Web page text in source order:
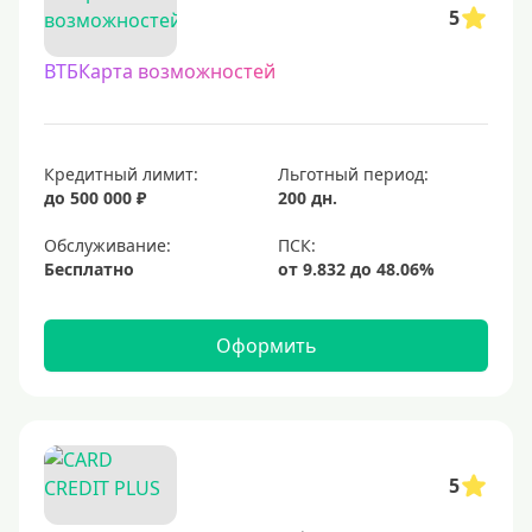
С овердрафтом
С процентом на остаток
Доступные
Сумма (рублей)
25000 руб
30000 руб
5
ВТБКарта возможностей
Кредитный лимит:
до 500 000 ₽
Льготный период:
200 дн.
Обслуживание:
Бесплатно
Оформить
5